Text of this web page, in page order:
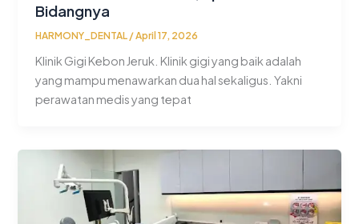
Bidangnya
HARMONY_DENTAL /April 17, 2026
Klinik Gigi Kebon Jeruk. Klinik gigi yang baik adalah
yang mampu menawarkan dua hal sekaligus. Yakni
perawatan medis yang tepat